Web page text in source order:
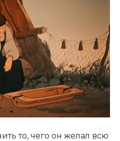
то, чего он желал всю